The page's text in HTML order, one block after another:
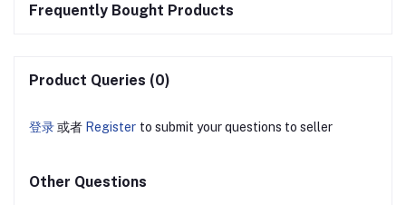
Frequently Bought Products
Product Queries (0)
登录或者 Register to submit your questions to seller
Other Questions